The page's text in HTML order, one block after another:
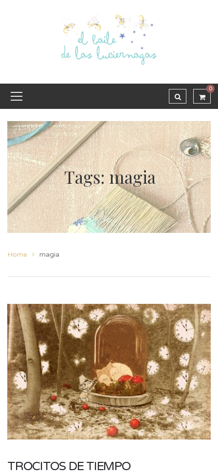
0
Tags: magia
Home magia
TROCITOS DE TIEMPO